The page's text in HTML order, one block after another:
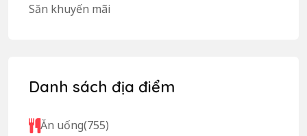
Săn khuyến mãi
Danh sách địa điểm
Ăn uống(755)